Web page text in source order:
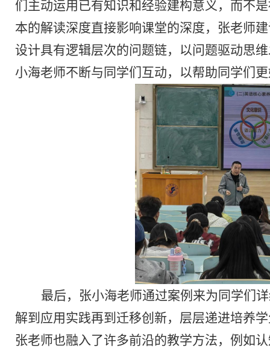
们主动运用已有知识和经验建构意义，而不
本的解读深度直接影响课堂的深度，张老师
设计具有逻辑层次的问题链，以问题驱动思
小海老师不断与同学们互动，以帮助同学们
最后，张小海老师通过案例来为同学们
解到应用实践再到迁移创新，层层递进培养
张老师也融入了许多前沿的教学方法，例如